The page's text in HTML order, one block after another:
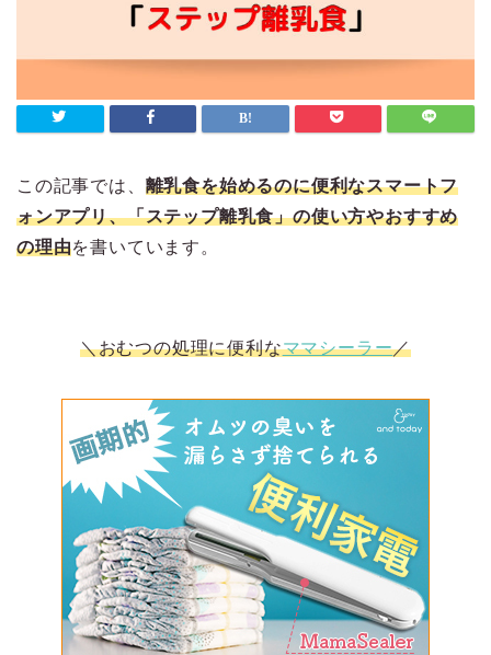
この記事では、 離乳食を始めるのに便利なスマートフ
ォンアプリ、「ステップ離乳食」の使い方やおすすめ
の理由を書いています。
＼おむつの処理に便利なママシーラー／